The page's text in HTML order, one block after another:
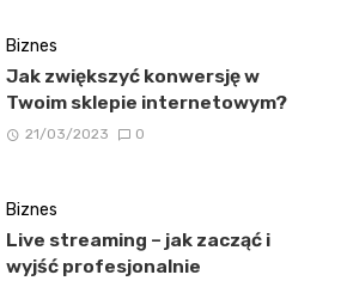
Biznes
Jak zwiększyć konwersję w
Twoim sklepie internetowym?
21/03/2023 0
Biznes
Live streaming – jak zacząć i
wyjść profesjonalnie